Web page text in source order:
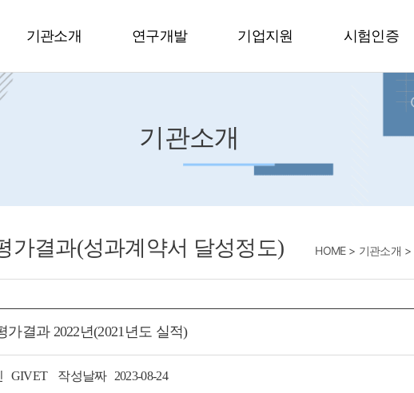
기관소개 연구개발 기업지원 시험인증
기관소개
가결과(성과계약서 달성정도) HOME 기관소개
가결과 2022년(2021년도 실적)
GIVET 작성날짜 2023-08-24